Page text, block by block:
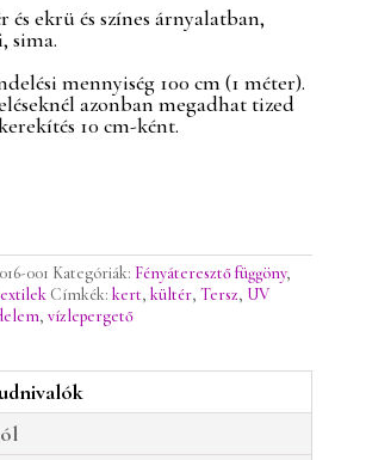
és ekrü és színes árnyalatban,
sima.
mennyiség 100 cm (1 méter).
azonban megadhat tized
10 cm-ként.
001 Kategóriák: Fényáteresztő függöny,
Címkék: kert, kültér, Tersz, UV
, vízlepergető